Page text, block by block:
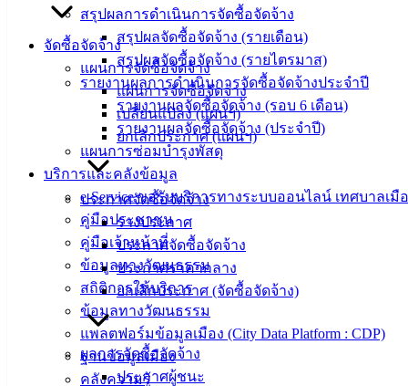
สรุปผลการดำเนินการจัดซื้อจัดจ้าง
สรุปผลจัดซื้อจัดจ้าง (รายเดือน)
สรุปผลจัดซื้อจัดจ้าง (รายไตรมาส)
รายงานผลการดำเนินการจัดซื้อจัดจ้างประจำปี
รายงานผลจัดซื้อจัดจ้าง (รอบ 6 เดือน)
รายงานผลจัดซื้อจัดจ้าง (ประจำปี)
แผนการซ่อมบำรุงพัสดุ
บริการและคลังข้อมูล
e-Service ขอรับบริการทางระบบออนไลน์ เทศบาลเมื
คู่มือประชาชน
คู่มือเจ้าหน้าที่
ข้อมูลทางวัฒนธรรม
สถิติการให้บริการ
ข้อมูลทางวัฒนธรรม
แพลตฟอร์มข้อมูลเมือง (City Data Platform : CDP)
ฐานข้อมูลเมือง
คลังความรู้
จัดซื้อจัดจ้าง
แผนการจัดซื้อจัดจ้าง
แผนการจัดซื้อจัดจ้าง
เปลี่ยนแปลง (แผนฯ)
ยกเลิกประกาศ (แผนฯ)
ประกาศจัดซื้อจัดจ้าง
ร่างประกาศ
ประกาศจัดซื้อจัดจ้าง
ประกาศราคากลาง
ยกเลิกประกาศ (จัดซื้อจัดจ้าง)
ผลการจัดซื้อจัดจ้าง
ประกาศผู้ชนะ
ประชาชน/
คู่มือการ
ปฏิบัติ
งาน
ศุนย์
ข้อมูล
ข่าวสาร
อิเล็กทรอนิกส์
องค์
ความรู้
(Knowledge
Management)
เทศบาล